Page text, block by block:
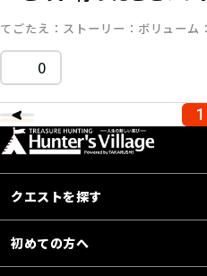
てごたえ ストーリー ボリューム
0
1
クエストを探す
初めての方へ